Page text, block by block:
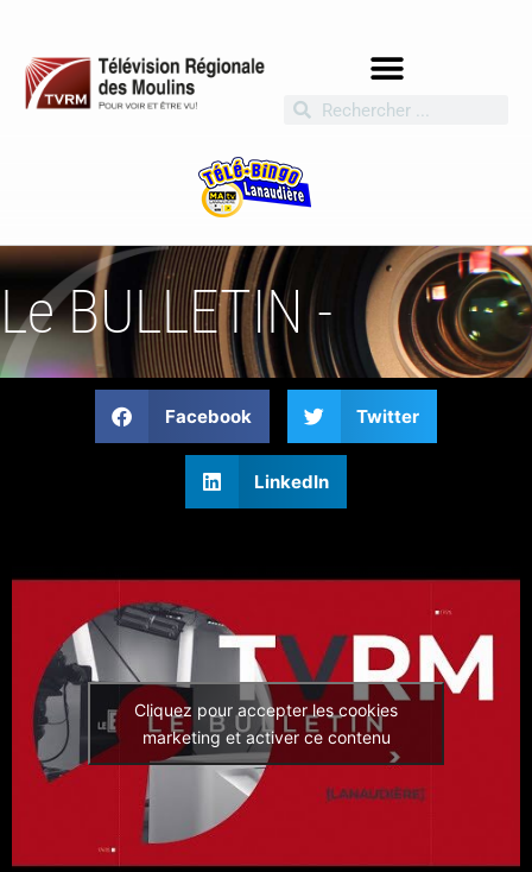
Le BULLETIN -
Facebook Twitter
LinkedIn
Cliquez pour accepter les cookies
marketing et activer ce contenu